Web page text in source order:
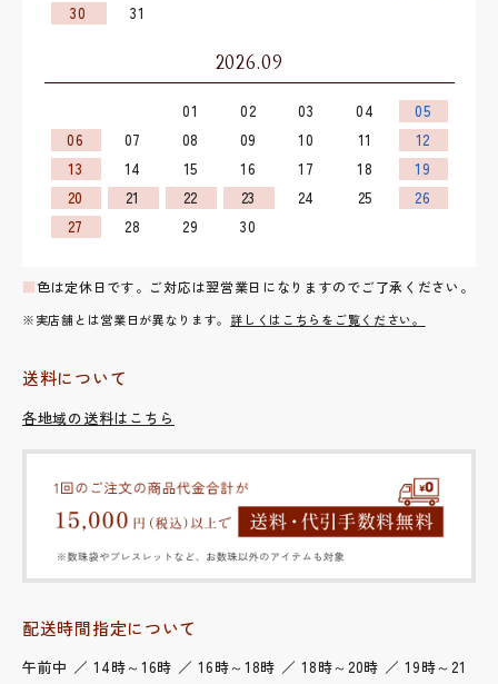
30
31
2026.09
01 02 03 04
05
06
07 08 09 10 11
12
13
14 15 16 17 18
19
20
21 22 23 24 25
26
27
28 29 30
■色は定休日です。ご対応は翌営業日になりますのでご了承ください。
※実店舗とは営業日が異なります。 詳しくはこちらをご覧ください。
送料について
各地域の送料はこちら
配送時間指定について
午前中 ／ 14時～16時 ／ 16時～18時 ／ 18時～20時 ／ 19時～21